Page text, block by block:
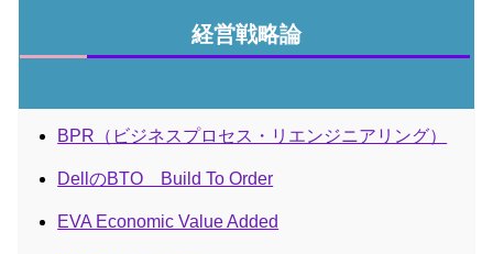
経営戦略論
BPR（ビジネスプロセス・リエンジニアリング）
DellのBTO Build To Order
EVA Economic Value Added